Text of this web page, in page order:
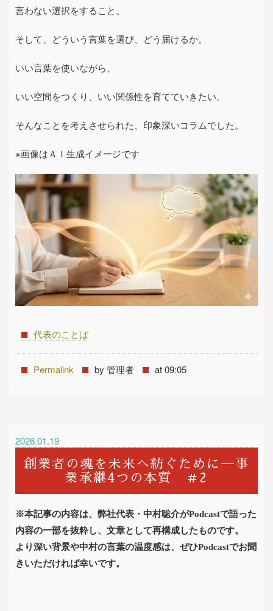
言わない選択をすること。
そして、どういう言葉を選び、どう届けるか。
いい言葉を使いながら、
いい空間をつくり、いい関係性を育てていきたい。
そんなことを考えさせられた、印象深いコラムでした。
※画像はＡＩ生成イメージです
代表のことば
Permalink by 管理者 at 09:05
2026.01.19
創業者の魂を未来へ紡ぐために─事
業承継4つの本質 ＃2
※本記事の内容は、弊社代表・中村聡介がPodcastで語った
内容の一部を抜粋し、文章として再構成したものです。
より深い背景や中村の言葉の温度感は、ぜひPodcastでお聞
きいただければ幸いです。